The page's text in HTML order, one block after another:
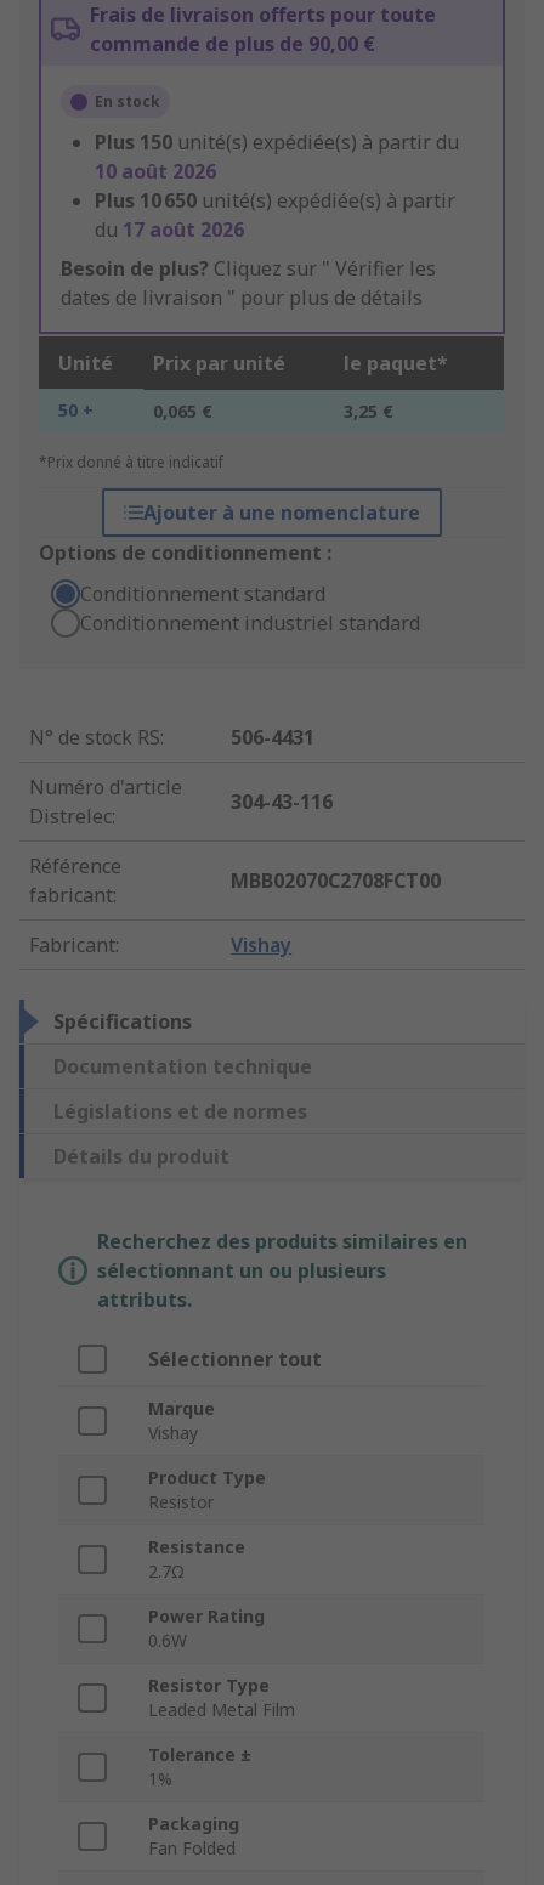
Frais de livraison offerts pour toute
commande de plus de 90,00 €
En stock
Plus 150 unité(s) expédiée(s) à partir du
10 août 2026
Plus 10 650 unité(s) expédiée(s) à partir
du 17 août 2026
Besoin de plus? Cliquez sur " Vérifier les
dates de livraison " pour plus de détails
Unité Prix par unité le paquet*
50 + 0,065 € 3,25 €
*Prix donné à titre indicatif
Ajouter à une nomenclature
Options de conditionnement :
Conditionnement standard
Conditionnement industriel standard
N° de stock RS:
506-4431
Numéro d'article
Distrelec:
304-43-116
Référence
fabricant:
MBB02070C2708FCT00
Fabricant: Vishay
Spécifications
Documentation technique
Législations et de normes
Détails du produit
Recherchez des produits similaires en
sélectionnant un ou plusieurs
attributs.
Sélectionner tout
Marque
Vishay
Product Type
Resistor
Resistance
2.7Ω
Power Rating
0.6W
Resistor Type
Leaded Metal Film
Tolerance ±
1%
Packaging
Fan Folded